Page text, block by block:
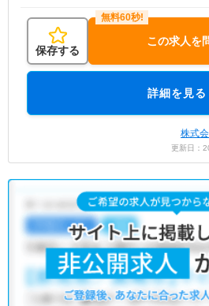
保存する
この求人を
詳細を見る
株式
更新日：